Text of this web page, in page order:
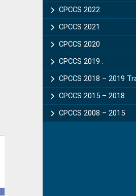
CPCCS 2022
CPCCS 2021
CPCCS 2020
CPCCS 2019 .
CPCCS 2018 – 2019
CPCCS 2015 – 2018
CPCCS 2008 – 2015